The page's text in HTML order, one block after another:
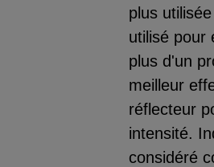
plus
utilisé pour
plus d'un
meilleur
réflecteur
intensité.
considéré